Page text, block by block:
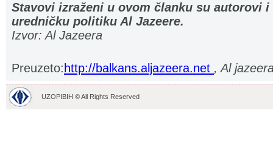
Stavovi izraženi u ovom članku su autorovi
uredničku politiku Al Jazeere.
Izvor: Al Jazeera
Preuzeto: http://balkans.aljazeera.net , Al
UZOPIBIH © All Rights Reserved